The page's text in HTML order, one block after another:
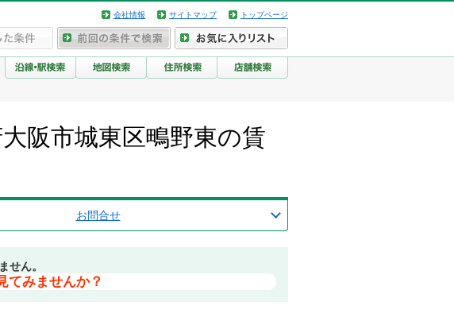
会社情報 サイトマップ トップページ
阪市城東区鴫野東の賃
お問合せ
せん。
てみませんか？